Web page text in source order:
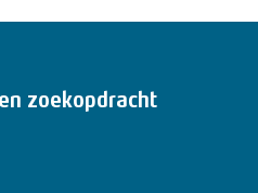
en een vaste kast. De
en wastafel.
zolder bereikbaar. De
en hier bevindt zich
zoekopdracht